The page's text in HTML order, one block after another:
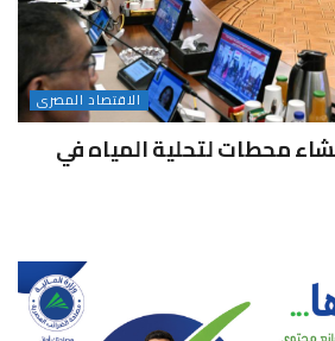
الاقتصاد المصرى
لإنشاء محطات لتحلية المياه في